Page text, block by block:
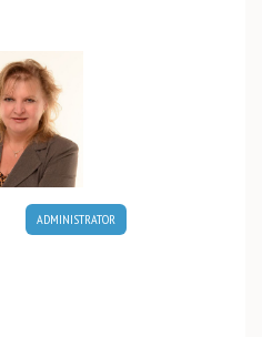
ADMINISTRATOR